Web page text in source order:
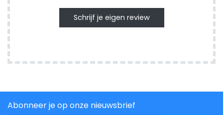
Schrijf je eigen review
Abonneer je op onze nieuwsbrief